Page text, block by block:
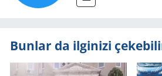
Bunlar da ilginizi